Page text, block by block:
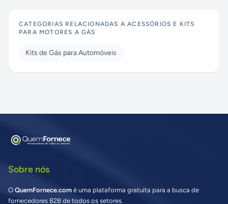
CATEGORIAS RELACIONADAS AACESSÓRIOS E KITS
PARA MOTORES A GÁS
Kits de Gás para Automóveis
Sobre nós
O QuemFornece.com é uma plataforma gratuita para a busca de
fornecedores B2B de todos os setores.